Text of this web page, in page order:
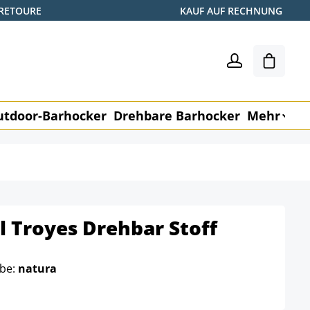
KAUF AUF RECHNUNG
Barhocker Drehbare Barhocker Mehr
Troyes Drehbar Stoff
natura